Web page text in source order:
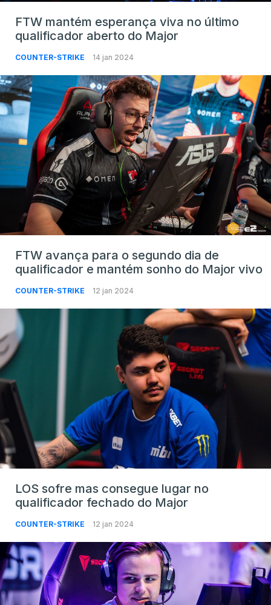
FTW mantém esperança viva no último
qualificador aberto do Major
COUNTER-STRIKE 14 jan 2024
FTW avança para o segundo dia de
qualificador e mantém sonho do Major vivo
COUNTER-STRIKE 12 jan 2024
LOS sofre mas consegue lugar no
qualificador fechado do Major
COUNTER-STRIKE 12 jan 2024